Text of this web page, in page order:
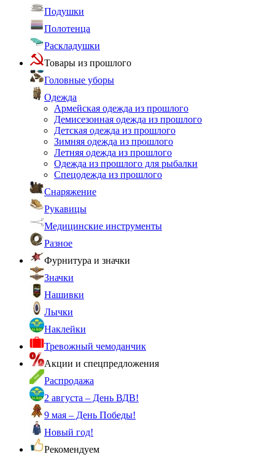
Подушки
Полотенца
Раскладушки
Товары из прошлого
Головные уборы
Одежда
Армейская одежда из прошлого
Демисезонная одежда из прошлого
Детская одежда из прошлого
Зимняя одежда из прошлого
Летняя одежда из прошлого
Одежда из прошлого для рыбалки
Спецодежда из прошлого
Снаряжение
Рукавицы
Медицинские инструменты
Разное
Фурнитура и значки
Значки
Нашивки
Лычки
Наклейки
Тревожный чемоданчик
Акции и спецпредложения
Распродажа
2 августа – День ВДВ!
9 мая – День Победы!
Новый год!
Рекомендуем